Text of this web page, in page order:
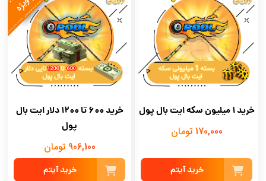
خرید 1 میلیون سکه ایت بال پول
170,000 تومان
خرید آیتم
خرید 600 تا 1200 دلار ایت بال
پول
906,100 تومان
خرید آیتم